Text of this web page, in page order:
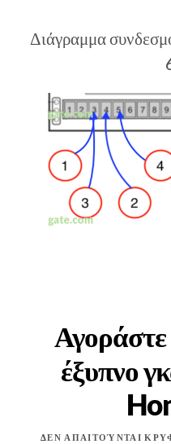
Διάγραμμα
Αγοράστε
έξυπνο
ΔΕΝ ΑΠΑΙΤΟΎΝΤΑΙ